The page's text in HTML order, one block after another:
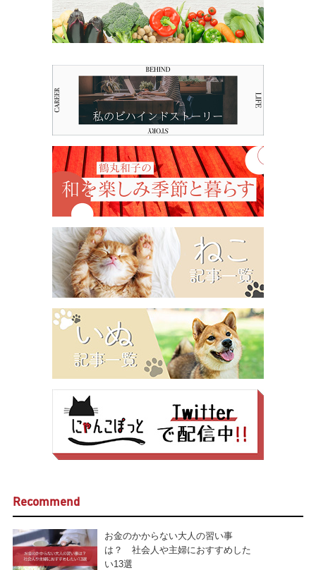
Recommend
お金のかからない大人の習い事
は？ 社会人や主婦におすすめした
い13選